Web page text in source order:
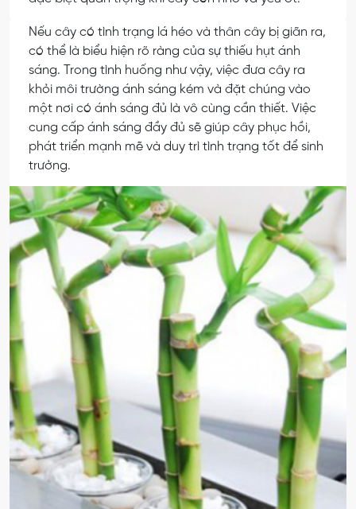
Nếu cây có tình trạng lá héo và thân cây bị giãn ra,
có thể là biểu hiện rõ ràng của sự thiếu hụt ánh
sáng. Trong tình huống như vậy, việc đưa cây ra
khỏi môi trường ánh sáng kém và đặt chúng vào
một nơi có ánh sáng đủ là vô cùng cần thiết. Việc
cung cấp ánh sáng đầy đủ sẽ giúp cây phục hồi,
phát triển mạnh mẽ và duy trì tình trạng tốt để sinh
trưởng.